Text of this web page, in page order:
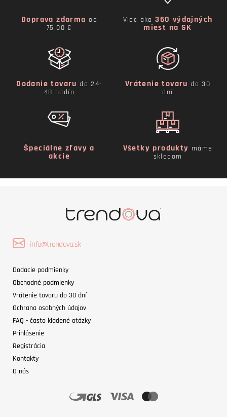
Doprava zdarma od
75,00 €
Viac ako360 výdajných
miest na SK
Dodanie tovaru do 24-
48 hodín
Vrátenie tovaru do 30
dní
Špeciálne zľavy a
akcie
Všetky produkty máme
skladom
info@trendova.sk
Dodacie podmienky
Obchodné podmienky
Vrátenie tovaru do 30 dní
Ochrana osobných údajov
FAQ - často kladené otázky
Prihlásenie
Registrácia
Kontakty
O nás